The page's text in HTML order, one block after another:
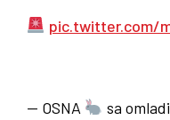
pic.twitter.com/
— OSNA
sa